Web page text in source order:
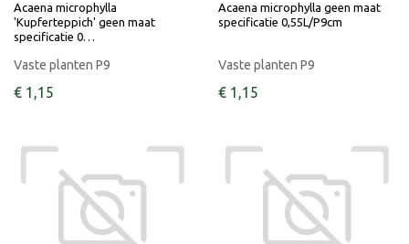
Acaena microphylla
'Kupferteppich' geen maat
specificatie 0…
Vaste planten P9
€ 1 ,15
Acaena microphylla geen maat
specificatie 0,55L/P9cm
Vaste planten P9
€ 1 ,15